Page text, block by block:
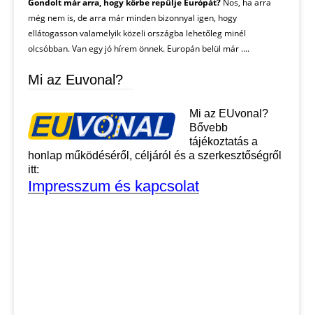
Gondolt már arra, hogy körbe repülje Európát? Nos, ha arra
még nem is, de arra már minden bizonnyal igen, hogy
ellátogasson valamelyik közeli országba lehetőleg minél
olcsóbban. Van egy jó hírem önnek. Europán belül már ....
Mi az Euvonal?
Mi az EUvonal?
Bővebb
tájékoztatás a
honlap működéséről, céljáról és a szerkesztőségről
itt:
Impresszum és kapcsolat